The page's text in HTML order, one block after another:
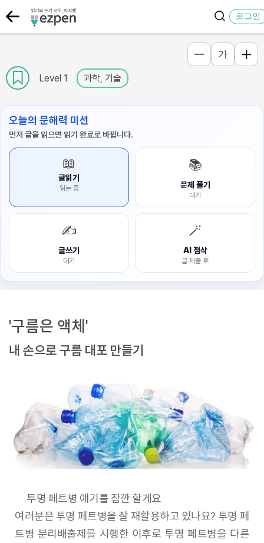
로그인
Level 1 과학, 기술
가
오늘의 문해력 미션
먼저 글을 읽으면 읽기 완료로 바뀝니다.
📖
글읽기
읽는 중
📚
문제 풀기
대기
✍️
글쓰기
대기
🪄
AI 첨삭
글 제출 후
'구름은 액체'
내 손으로 구름 대포 만들기
투명 페트병 얘기를 잠깐 할게요.
여러분은 투명 페트병을 잘 재활용하고 있나요? 투명 페
트병 분리배출제를 시행한 이후로 투명 페트병을 다른